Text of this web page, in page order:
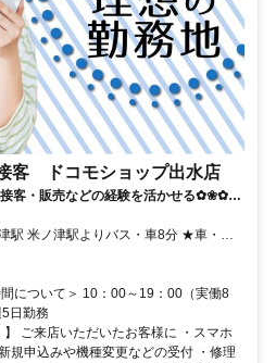
客 ドコモショップ出水店
客・販売などの経験を活かせる✿❀✿
らしく働こう★
車・バ
について＞ 10：00～19：00（実働8
日勤務
ご来店いただいたお客様に ・スマホ
規申込みや機種変更などの受付 ・修理